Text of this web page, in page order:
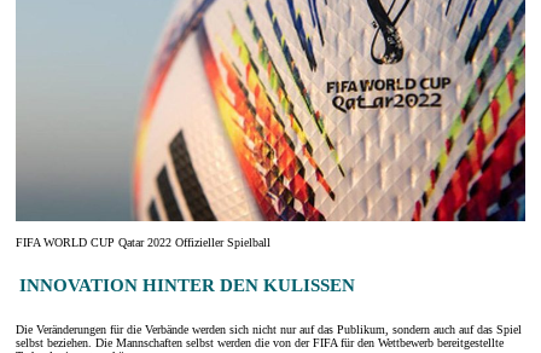
FIFA WORLD CUP Qatar 2022 Offizieller Spielball
INNOVATION HINTER DEN KULISSEN
Die Veränderungen für die Verbände werden sich nicht nur auf das Publikum, sondern auch auf das Spiel
selbst beziehen. Die Mannschaften selbst werden die von der FIFA für den Wettbewerb bereitgestellte